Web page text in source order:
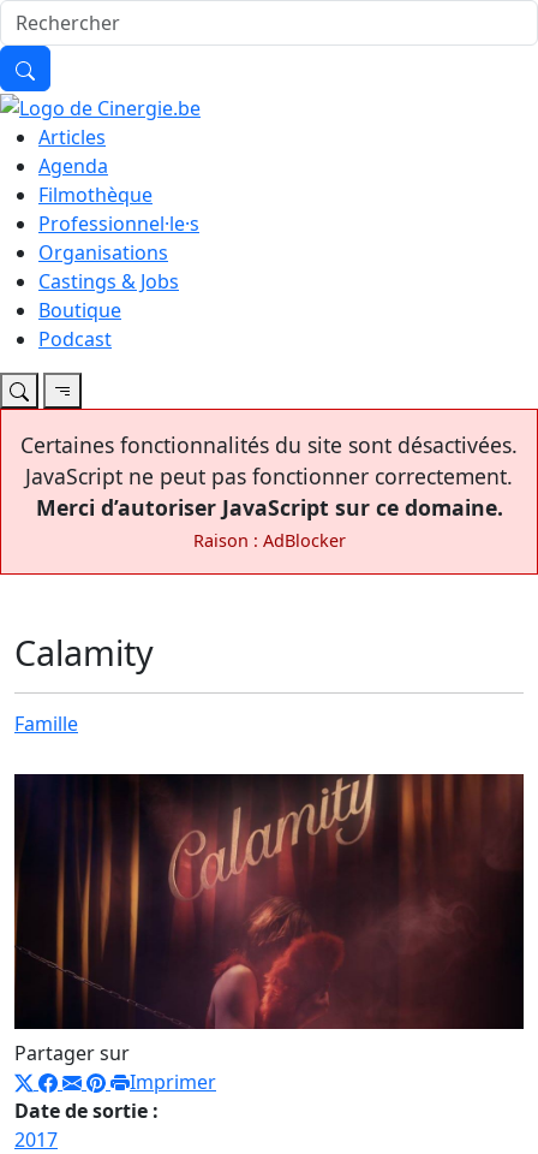
Articles
Agenda
Filmothèque
Professionnel·le·s
Organisations
Castings & Jobs
Boutique
Podcast
Certaines fonctionnalités du site sont désactivées.
JavaScript ne peut pas fonctionner correctement.
Merci d’autoriser JavaScript sur ce domaine.
Raison : AdBlocker
Calamity
Famille
Partager sur
Imprimer
Date de sortie :
2017